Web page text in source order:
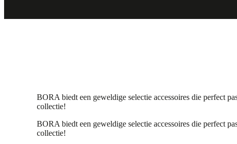
BORA biedt een geweldige selectie accessoires die perfect
collectie!
BORA biedt een geweldige selectie accessoires die perfect
collectie!